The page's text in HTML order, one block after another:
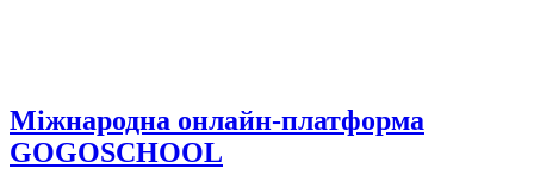
Міжнародна онлайн-платформа
GOGOSCHOOL